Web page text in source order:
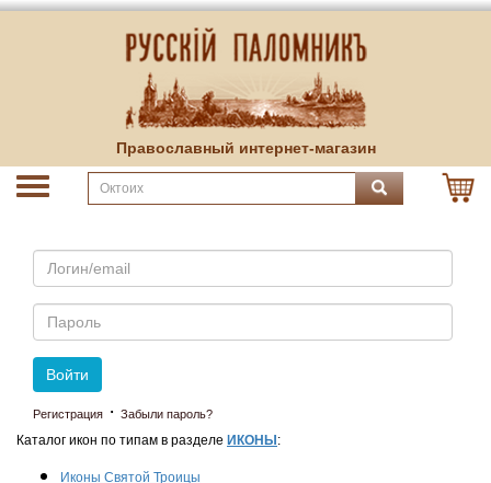
Православный интернет-магазин
Email
Пароль
Войти
Регистрация · Забыли пароль?
Каталог икон по типам в разделе ИКОНЫ :
Иконы Святой Троицы